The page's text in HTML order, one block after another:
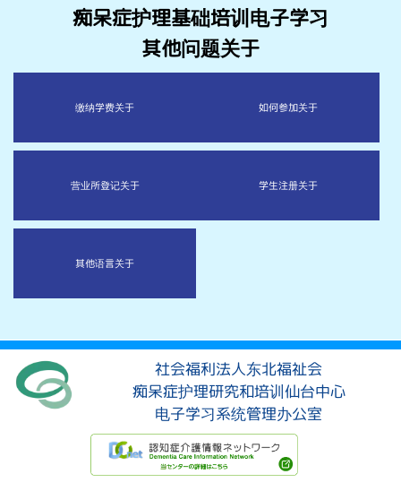
痴呆症护理基础培训电子学习
其他问题关于
缴纳学费关于 如何参加关于
营业所登记关于 学生注册关于
其他语言关于
社会福利法人东北福祉会
痴呆症护理研究和培训仙台中心
电子学习系统管理办公室